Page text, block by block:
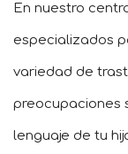
En nuestro
especializados
variedad de
preocupaciones
lenguaje de tu